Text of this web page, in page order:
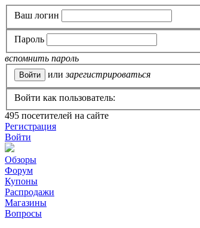
Ваш логин
Пароль
вспомнить пароль
или зарегистрироваться
Войти как пользователь:
495 посетителей на сайте
Регистрация
Войти
Обзоры
Форум
Купоны
Распродажи
Магазины
Вопросы